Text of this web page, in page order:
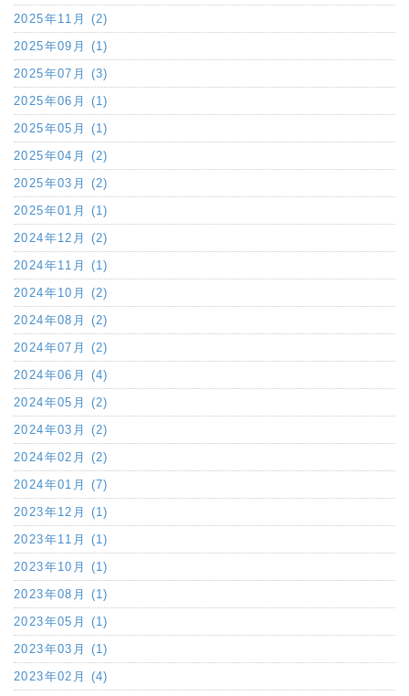
2025年11月 (2)
2025年09月 (1)
2025年07月 (3)
2025年06月 (1)
2025年05月 (1)
2025年04月 (2)
2025年03月 (2)
2025年01月 (1)
2024年12月 (2)
2024年11月 (1)
2024年10月 (2)
2024年08月 (2)
2024年07月 (2)
2024年06月 (4)
2024年05月 (2)
2024年03月 (2)
2024年02月 (2)
2024年01月 (7)
2023年12月 (1)
2023年11月 (1)
2023年10月 (1)
2023年08月 (1)
2023年05月 (1)
2023年03月 (1)
2023年02月 (4)